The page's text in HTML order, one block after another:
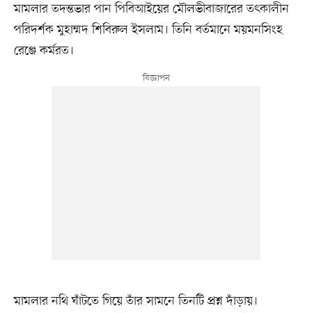
মামলার তদন্তভার পান পিবিআইয়ের মৌলভীবাজারের তৎকালীন
পরিদর্শক মুহাম্মদ শিবিরুল ইসলাম। তিনি বর্তমানে ময়মনসিংহ
রেঞ্জে কর্মরত।
মামলার নথি ঘাঁটতে গিয়ে তাঁর সামনে তিনটি প্রশ্ন দাঁড়ায়।